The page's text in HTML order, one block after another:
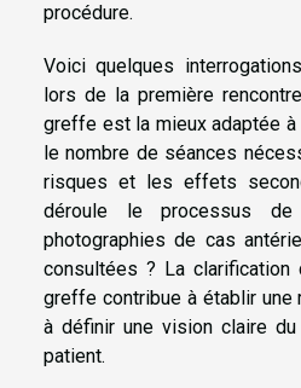
procédure.
Voici quelques
lors de la première
greffe est la mieux adaptée
le nombre de séances
risques et les effets
déroule le processus de
photographies de cas
consultées ? La
greffe contribue à établir une
à définir une vision claire
patient.